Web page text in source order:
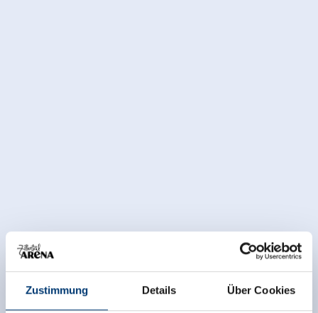
Zustimmung Details Über Cookies